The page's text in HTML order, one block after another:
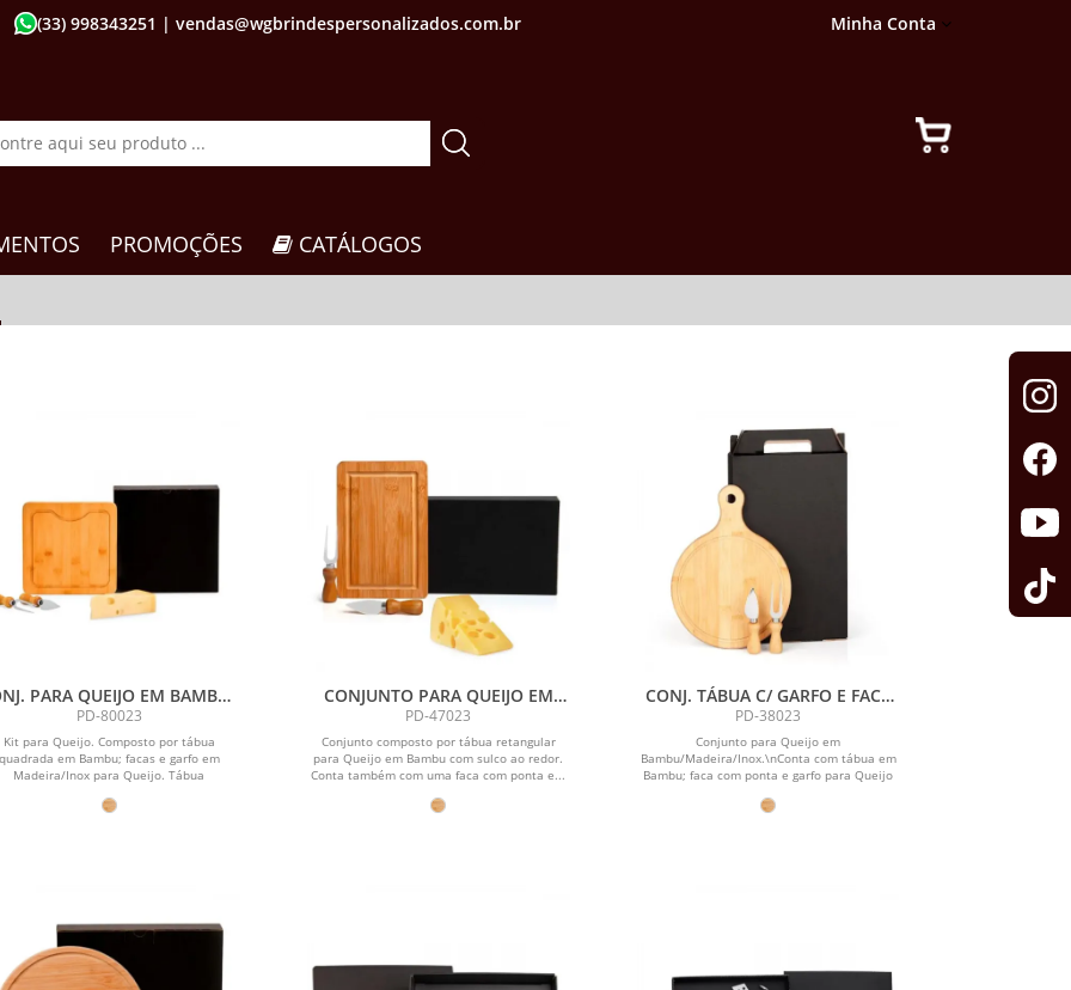
(33) 998343251 | vendas@wgbrindespersonalizados.com.br Minha Conta
PROMOÇÕES CATÁLOGOS
PARA QUEIJO EM BAMBU /
MADEIRA / INOX - 3 PÇS
PD-80023
Kit para Queijo. Composto por tábua
quadrada em Bambu; facas e garfo em
Madeira/Inox para Queijo. Tábua
CONJUNTO PARA QUEIJO EM
BAMBU/INOX - 3 PÇS
PD-47023
Conjunto composto por tábua retangular
para Queijo em Bambu com sulco ao redor.
Conta também com uma faca com ponta e...
CONJ. TÁBUA C/ GARFO E FACA
PARA QUEIJO - 3 PEÇAS
PD-38023
Conjunto para Queijo em
Bambu/Madeira/Inox.\nConta com tábua em
Bambu; faca com ponta e garfo para Queijo